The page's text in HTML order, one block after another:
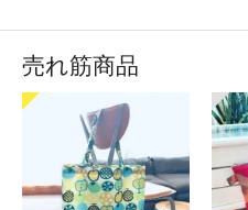
売れ筋商品